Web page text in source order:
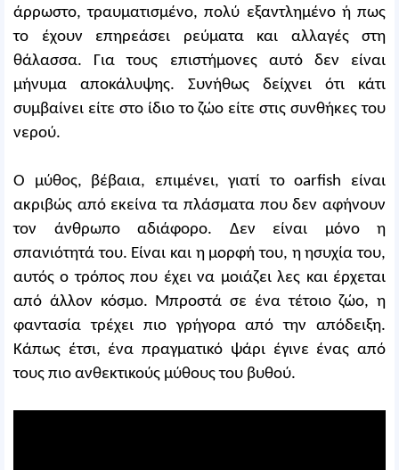
άρρωστο, τραυματισμένο, πολύ εξαντλημένο ή πως
το έχουν επηρεάσει ρεύματα και αλλαγές στη
θάλασσα. Για τους επιστήμονες αυτό δεν είναι
μήνυμα αποκάλυψης. Συνήθως δείχνει ότι κάτι
συμβαίνει είτε στο ίδιο το ζώο είτε στις συνθήκες του
νερού.
Ο μύθος, βέβαια, επιμένει, γιατί το oarfish είναι
ακριβώς από εκείνα τα πλάσματα που δεν αφήνουν
τον άνθρωπο αδιάφορο. Δεν είναι μόνο η
σπανιότητά του. Είναι και η μορφή του, η ησυχία του,
αυτός ο τρόπος που έχει να μοιάζει λες και έρχεται
από άλλον κόσμο. Μπροστά σε ένα τέτοιο ζώο, η
φαντασία τρέχει πιο γρήγορα από την απόδειξη.
Κάπως έτσι, ένα πραγματικό ψάρι έγινε ένας από
τους πιο ανθεκτικούς μύθους του βυθού.